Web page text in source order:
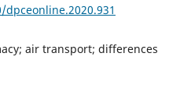
air transport; differences